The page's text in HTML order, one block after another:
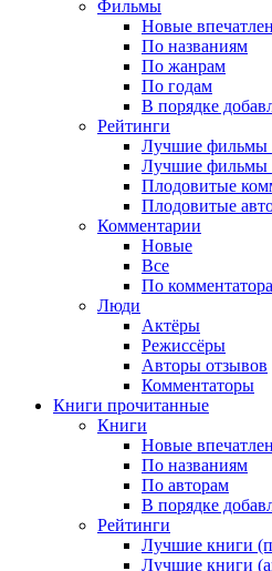
Фильмы
Новые
По названиям
По жанрам
По годам
В порядке
Рейтинги
Лучшие фильмы
Лучшие фильмы
Плодовитые
Плодовитые
Комментарии
Новые
Все
По
Люди
Актёры
Режиссёры
Авторы отзывов
Комментаторы
Книги прочитанные
Книги
Новые
По названиям
По авторам
В порядке
Рейтинги
Лучшие книги
Лучшие книги